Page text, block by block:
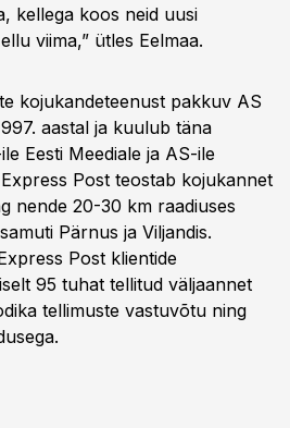
kellega koos neid uusi
viima,” ütles Eelmaa.
kojukandeteenust pakkuv AS
aastal ja kuulub täna
Eesti Meediale ja AS-ile
Post teostab kojukannet
nende 20-30 km raadiuses
Pärnus ja Viljandis.
Post klientide
95 tuhat tellitud väljaannet
tellimuste vastuvõtu ning